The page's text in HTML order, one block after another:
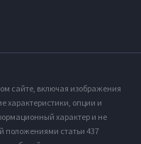
сайте, включая изображения
характеристики, опции и
характер и не
положениями статьи 437